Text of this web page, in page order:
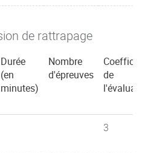
de rattrapage
Durée
(en
minutes)
Nombre
d'épreuves
de
3